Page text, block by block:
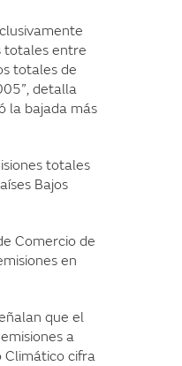
totales entre
totales de
detalla
la bajada más
totales
Bajos
Comercio de
en
que el
a
Climático cifra